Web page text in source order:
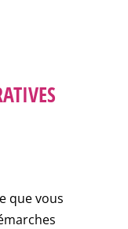
que vous